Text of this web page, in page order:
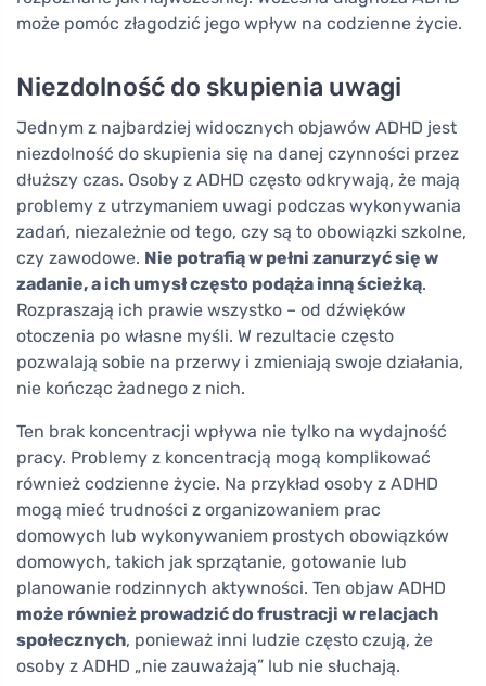
może pomóc złagodzić jego wpływ na codzienne życie.
Niezdolność do skupienia uwagi
Jednym z najbardziej widocznych objawów ADHD jest
niezdolność do skupienia się na danej czynności przez
dłuższy czas. Osoby z ADHD często odkrywają, że mają
problemy z utrzymaniem uwagi podczas wykonywania
zadań, niezależnie od tego, czy są to obowiązki szkolne,
czy zawodowe. Nie potrafią w pełni zanurzyć się w
zadanie, a ich umysł często podąża inną ścieżką.
Rozpraszają ich prawie wszystko – od dźwięków
otoczenia po własne myśli. W rezultacie często
pozwalają sobie na przerwy i zmieniają swoje działania,
nie kończąc żadnego z nich.
Ten brak koncentracji wpływa nie tylko na wydajność
pracy. Problemy z koncentracją mogą komplikować
również codzienne życie. Na przykład osoby z ADHD
mogą mieć trudności z organizowaniem prac
domowych lub wykonywaniem prostych obowiązków
domowych, takich jak sprzątanie, gotowanie lub
planowanie rodzinnych aktywności. Ten objaw ADHD
może również prowadzić do frustracji w relacjach
społecznych, ponieważ inni ludzie często czują, że
osoby z ADHD „nie zauważają” lub nie słuchają.